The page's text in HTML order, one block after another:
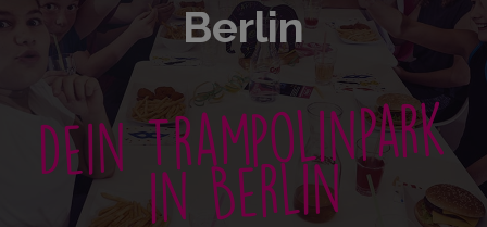
Berlin
Dein Trampolinpark
in Berlin